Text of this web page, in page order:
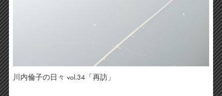
川内倫子の日々 vol.34「再訪」